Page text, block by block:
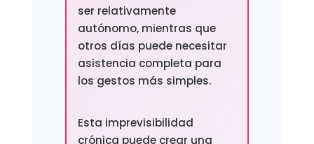
ser relativamente
autónomo, mientras que
otros días puede necesitar
asistencia completa para
los gestos más simples.
Esta imprevisibilidad
crónica puede crear una